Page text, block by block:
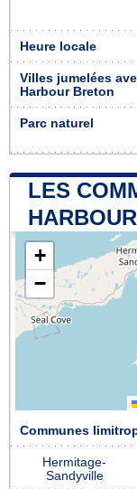
Heure locale
Villes jumelées
Harbour Breton
Parc naturel
LES
+
−
Communes
Hermitage-
Sandyville